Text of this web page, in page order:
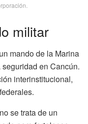
militar
mando de la Marina
en Cancún.
interinstitucional,
se trata de un